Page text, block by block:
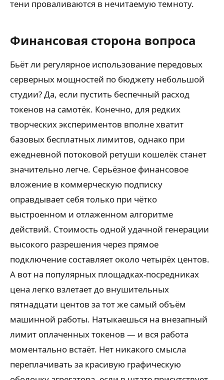
тени проваливаются в нечитаемую темноту.
Финансовая сторона вопроса
Бьёт ли регулярное использование передовых
серверных мощностей по бюджету небольшой
студии? Да, если пустить беспечный расход
токенов на самотёк. Конечно, для редких
творческих экспериментов вполне хватит
базовых бесплатных лимитов, однако при
ежедневной потоковой ретуши кошелёк станет
значительно легче. Серьёзное финансовое
вложение в коммерческую подписку
оправдывает себя только при чётко
выстроенном и отлаженном алгоритме
действий. Стоимость одной удачной генерации
высокого разрешения через прямое
подключение составляет около четырёх центов.
А вот на популярных площадках-посредниках
цена легко взлетает до внушительных
пятнадцати центов за тот же самый объём
машинной работы. Натыкаешься на внезапный
лимит оплаченных токенов — и вся работа
моментально встаёт. Нет никакого смысла
переплачивать за красивую графическую